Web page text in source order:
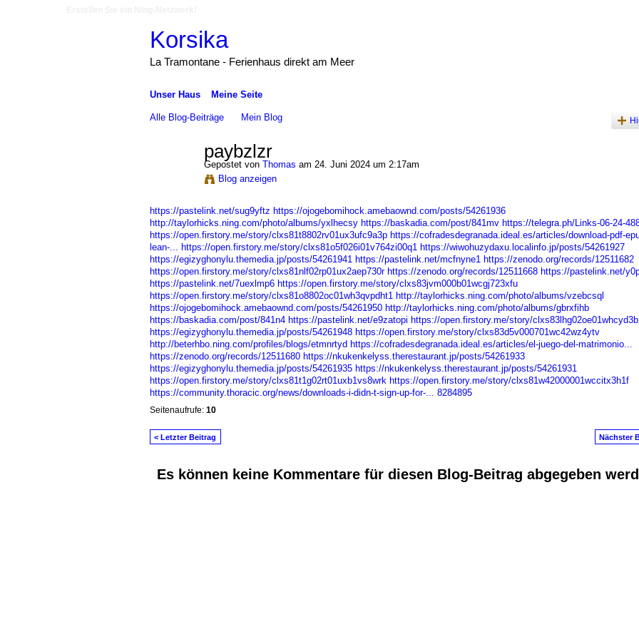
Korsika
La Tramontane - Ferienhaus direkt am Meer
Unser Haus Meine Seite
Alle Blog-Beiträge Mein Blog
paybzlzr
Gepostet von Thomas am 24. Juni 2024 um 2:17am
Blog anzeigen
https://pastelink.net/sug9yftz https://ojogebomihock.amebaownd.com/posts/54261936
http://taylorhicks.ning.com/photo/albums/yxlhecsy https://baskadia.com/post/841mv https://telegra.ph/Links-06-24-
https://open.firstory.me/story/clxs81t8802rv01ux3ufc9a3p https://cofradesdegranada.ideal.es/articles/download-pdf-
lean-... https://open.firstory.me/story/clxs81o5f026i01v764zi00q1 https://wiwohuzydaxu.localinfo.jp/posts/54261927
https://egizyghonylu.themedia.jp/posts/54261941 https://pastelink.net/mcfnyne1 https://zenodo.org/records/12511682
https://open.firstory.me/story/clxs81nlf02rp01ux2aep730r https://zenodo.org/records/12511668 https://pastelink.net/
https://pastelink.net/7uexlmp6 https://open.firstory.me/story/clxs83jvm000b01wcgj723xfu
https://open.firstory.me/story/clxs81o8802oc01wh3qvpdht1 http://taylorhicks.ning.com/photo/albums/vzebcsql
https://ojogebomihock.amebaownd.com/posts/54261950 http://taylorhicks.ning.com/photo/albums/gbrxfihb
https://baskadia.com/post/841n4 https://pastelink.net/e9zatopi https://open.firstory.me/story/
https://egizyghonylu.themedia.jp/posts/54261948 https://open.firstory.me/story/clxs83d5v000701wc42wz4ytv
http://beterhbo.ning.com/profiles/blogs/etmnrtyd https://cofradesdegranada.ideal.es/articles/el-juego-del-matrimonio...
https://zenodo.org/records/12511680 https://nkukenkelyss.therestaurant.jp/posts/54261933
https://egizyghonylu.themedia.jp/posts/54261935 https://nkukenkelyss.therestaurant.jp/posts/54261931
https://open.firstory.me/story/clxs81t1g02rt01uxb1vs8wrk https://open.firstory.me/story/clxs81w42000001wccitx3h1f
https://community.thoracic.org/news/downloads-i-didn-t-sign-up-for-... 8284895
Seitenaufrufe: 10
< Letzter Beitrag Nächster
Es können keine Kommentare für diesen Blog-Beitrag abgegeben